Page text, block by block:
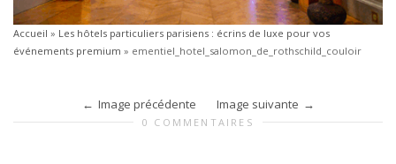
Accueil » Les hôtels particuliers parisiens : écrins de luxe pour vos
événements premium » ementiel_hotel_salomon_de_rothschild_couloir
Image précédente Image suivante
0 COMMENTAIRES